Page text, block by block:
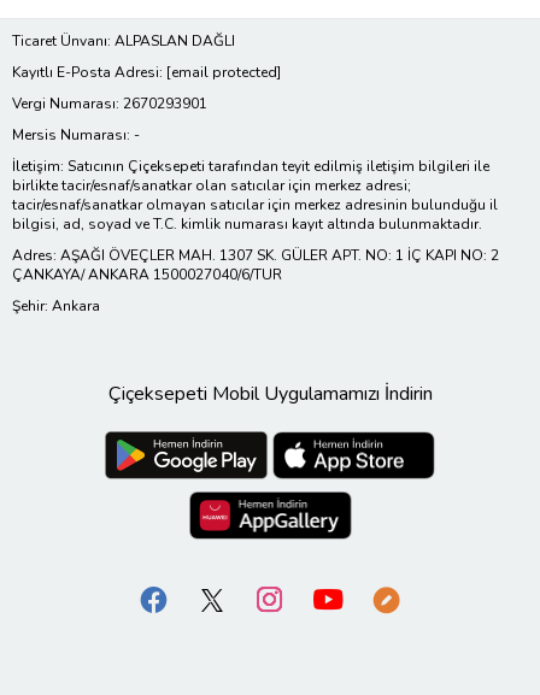
Ticaret Ünvanı: ALPASLAN DAĞLI
Kayıtlı E-Posta Adresi: [email protected]
Vergi Numarası: 2670293901
Mersis Numarası: -
İletişim: Satıcının Çiçeksepeti tarafından teyit edilmiş iletişim bilgileri ile
birlikte tacir/esnaf/sanatkar olan satıcılar için merkez adresi;
tacir/esnaf/sanatkar olmayan satıcılar için merkez adresinin bulunduğu il
bilgisi, ad, soyad ve T.C. kimlik numarası kayıt altında bulunmaktadır.
Adres: AŞAĞI ÖVEÇLER MAH. 1307 SK. GÜLER APT. NO: 1 İÇ KAPI NO: 2
ÇANKAYA/ ANKARA 1500027040/6/TUR
Şehir: Ankara
Çiçeksepeti Mobil Uygulamamızı İndirin